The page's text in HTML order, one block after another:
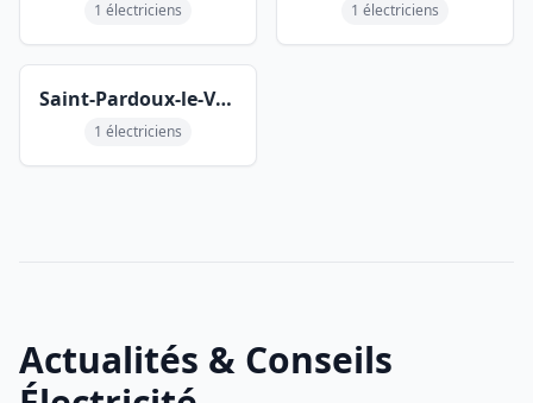
1 électriciens 1 électriciens
Saint-Pardoux-le-Vieux
1 électriciens
Actualités & Conseils